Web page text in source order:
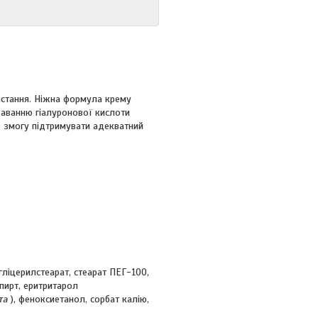
Ніжна формула крему
гіалуронової кислоти
підтримувати адекватний
стеарат ПЕГ-100,
еритритарол
), феноксиетанол, сорбат калію,